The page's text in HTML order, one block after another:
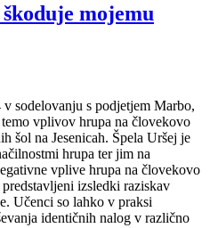
mojemu
sodelovanju s podjetjem Marbo,
vplivov hrupa na človekovo
šol na Jesenicah. Špela Uršej je
hrupa ter jim na
vplive hrupa na človekovo
izsledki raziskav
Učenci so lahko v praksi
identičnih nalog v različno